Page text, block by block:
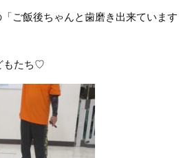
ご飯後ちゃんと歯磨き出来ています
もたち♡